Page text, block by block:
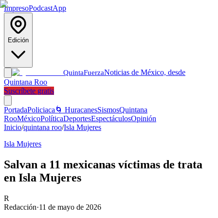
ImpresoPodcastApp
Edición
QuintaFuerzaNoticias de México, desde
Quintana Roo
Suscríbete gratis
PortadaPoliciaca 🌀 HuracanesSismosQuintana
RooMéxicoPolíticaDeportesEspectáculosOpinión
Inicio/quintana roo/Isla Mujeres
Isla Mujeres
Salvan a 11 mexicanas víctimas de trata
en Isla Mujeres
R
Redacción·11 de mayo de 2026